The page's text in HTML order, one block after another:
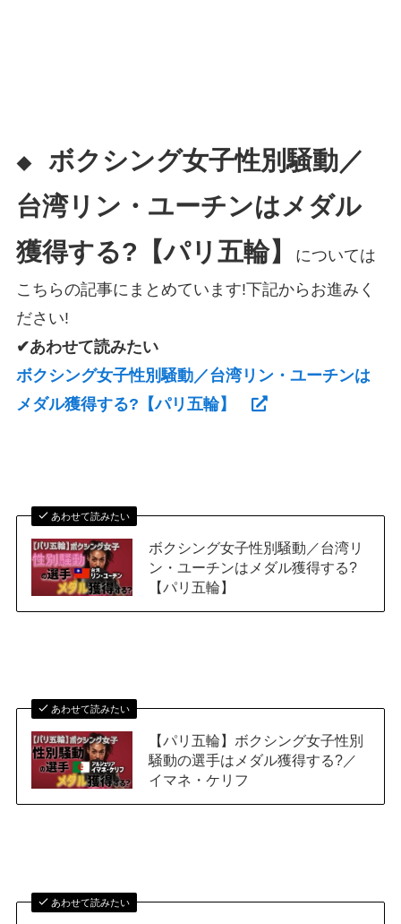
◆ ボクシング女子性別騒動／
台湾リン・ユーチンはメダル
獲得する?【パリ五輪】
については
こちらの記事にまとめています!下記からお進みく
ださい!
✔あわせて読みたい
ボクシング女子性別騒動／台湾リン・ユーチンは
メダル獲得する?【パリ五輪】
あわせて読みたい
ボクシング女子性別騒動／台湾リ
ン・ユーチンはメダル獲得する?
【パリ五輪】
あわせて読みたい
【パリ五輪】ボクシング女子性別
騒動の選手はメダル獲得する?／
イマネ・ケリフ
あわせて読みたい